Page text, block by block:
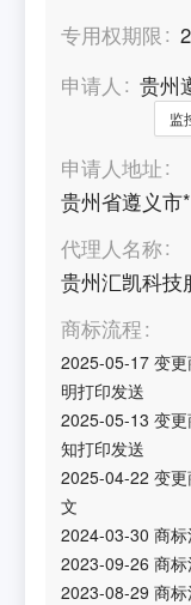
专用权期限
申请人
贵州
监
申请人地址
贵州省遵义
代理人名称
贵州汇凯科技
商标流程
2025-05-17 变
明打印发送
2025-05-13 变
知打印发送
2025-04-22 变
文
2024-03-30 商
2023-09-26 商
2023-08-29 商